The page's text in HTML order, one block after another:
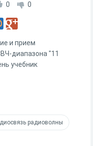
0 0
и прием
диапазона "11
учебник
радиоволны